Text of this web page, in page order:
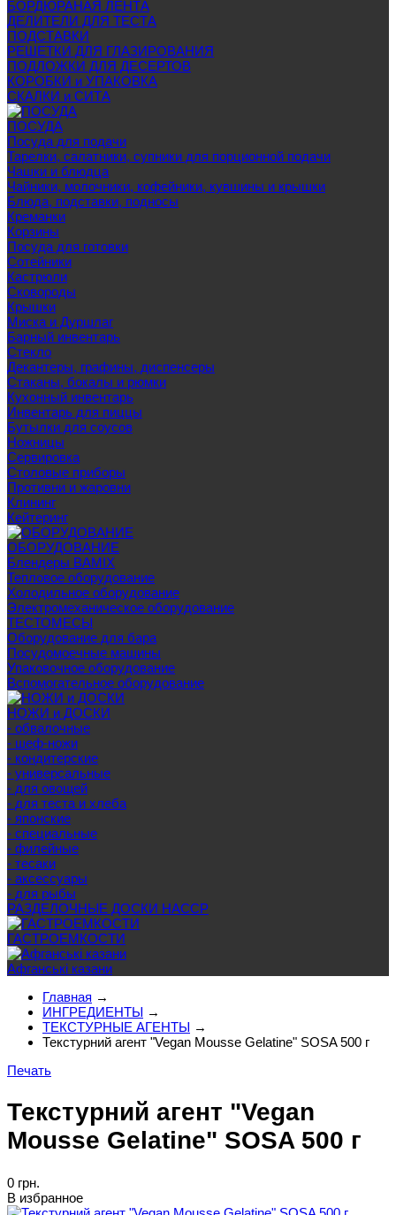
БОРДЮРАНАЯ ЛЕНТА
ДЕЛИТЕЛИ ДЛЯ ТЕСТА
ПОДСТАВКИ
РЕШЕТКИ ДЛЯ ГЛАЗИРОВАНИЯ
ПОДЛОЖКИ ДЛЯ ДЕСЕРТОВ
КОРОБКИ и УПАКОВКА
СКАЛКИ и СИТА
ПОСУДА
Посуда для подачи
Тарелки, салатники, супники для порционной подачи
Чашки и блюдца
Чайники, молочники, кофейники, кувшины и крышки
Блюда, подставки, подносы
Креманки
Корзины
Посуда для готовки
Сотейники
Кастрюли
Сковороды
Крышки
Миска и Дуршлаг
Барный инвентарь
Стекло
Декантеры, графины, диспенсеры
Стаканы, бокалы и рюмки
Кухонный инвентарь
Инвентарь для пиццы
Бутылки для соусов
Ножницы
Сервировка
Столовые приборы
Противни и жаровни
Клининг
Кейтеринг
ОБОРУДОВАНИЕ
Блендеры BAMIX
Тепловое оборудование
Холодильное оборудование
Электромеханическое оборудование
ТЕСТОМЕСЫ
Оборудование для бара
Посудомоечные машины
Упаковочное оборудование
Вспомогательное оборудование
НОЖИ и ДОСКИ
- обвалочные
- шеф-ножи
- кондитерские
- универсальные
- для овощей
- для теста и хлеба
- японские
- специальные
- филейные
- тесаки
- аксессуары
- для рыбы
РАЗДЕЛОЧНЫЕ ДОСКИ HACCP
ГАСТРОЕМКОСТИ
Афганські казани
Главная →
ИНГРЕДИЕНТЫ →
ТЕКСТУРНЫЕ АГЕНТЫ →
Текстурний агент "Vegan Mousse Gelatine" SOSA 500 г
Печать
Текстурний агент "Vegan
Mousse Gelatine" SOSA 500 г
0 грн.
В избранное